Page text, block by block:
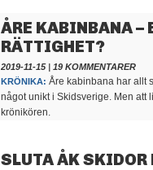
ÅRE KABINBANA –
RÄTTIGHET?
2019-11-15| 19 KOMMENTARER
KRÖNIKA: Åre kabinbana har allt
något unikt i Skidsverige. Men att
krönikören.
SLUTA ÅK SKIDOR